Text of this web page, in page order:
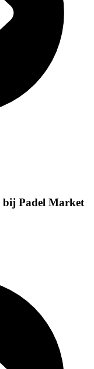
bij Padel Market